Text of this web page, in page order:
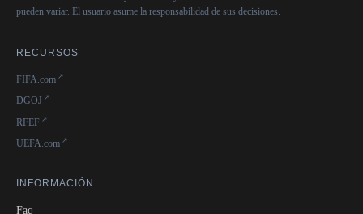
pueden variar. El usuario asume la responsabilidad de sus decisiones.
RECURSOS
FIFA.com
DGOJ
RFEF
UEFA.com
INFORMACIÓN
Faq